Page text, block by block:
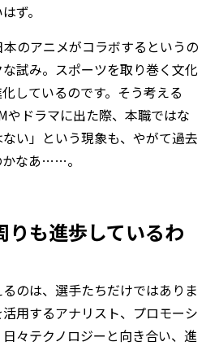
ず。
のアニメがコラボするというの
試み。スポーツを取り巻く文化
しているのです。そう考える
やドラマに出た際、本職ではな
い」という現象も、やがて過去
かなあ……。
りも進歩しているわ
のは、選手たちだけではありま
用するアナリスト、プロモーシ
々テクノロジーと向き合い、進